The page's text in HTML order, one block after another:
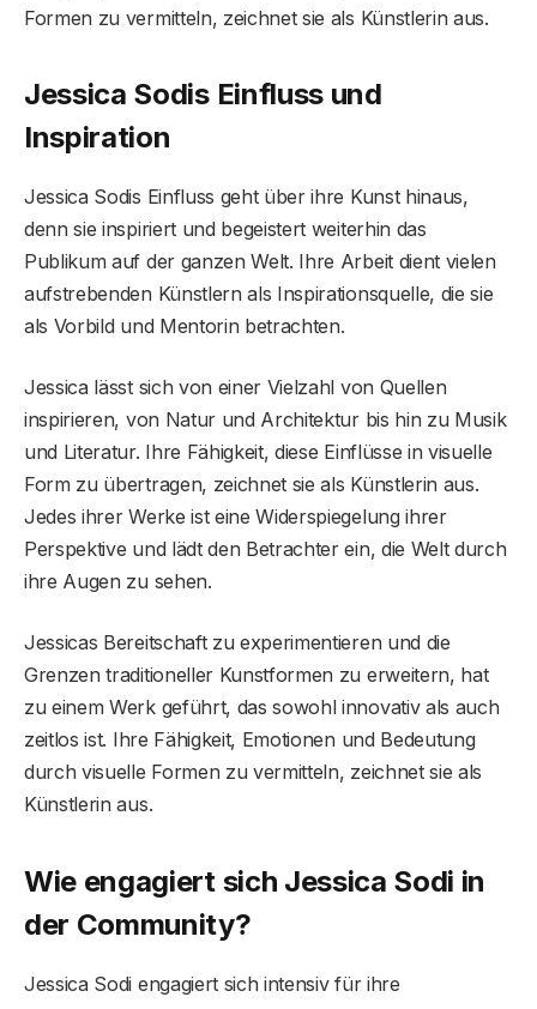
Formen zu vermitteln, zeichnet sie als Künstlerin aus.
Jessica Sodis Einfluss und
Inspiration
Jessica Sodis Einfluss geht über ihre Kunst hinaus,
denn sie inspiriert und begeistert weiterhin das
Publikum auf der ganzen Welt. Ihre Arbeit dient vielen
aufstrebenden Künstlern als Inspirationsquelle, die sie
als Vorbild und Mentorin betrachten.
Jessica lässt sich von einer Vielzahl von Quellen
inspirieren, von Natur und Architektur bis hin zu Musik
und Literatur. Ihre Fähigkeit, diese Einflüsse in visuelle
Form zu übertragen, zeichnet sie als Künstlerin aus.
Jedes ihrer Werke ist eine Widerspiegelung ihrer
Perspektive und lädt den Betrachter ein, die Welt durch
ihre Augen zu sehen.
Jessicas Bereitschaft zu experimentieren und die
Grenzen traditioneller Kunstformen zu erweitern, hat
zu einem Werk geführt, das sowohl innovativ als auch
zeitlos ist. Ihre Fähigkeit, Emotionen und Bedeutung
durch visuelle Formen zu vermitteln, zeichnet sie als
Künstlerin aus.
Wie engagiert sich Jessica Sodi in
der Community?
Jessica Sodi engagiert sich intensiv für ihre